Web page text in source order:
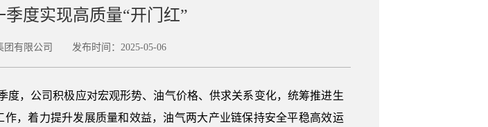
季度实现高质量“开门红”
团有限公司 发布时间：2025-05-06
度，公司积极应对宏观形势、油气价格、供求关系变化，统筹推进生
，着力提升发展质量和效益，油气两大产业链保持安全平稳高效运